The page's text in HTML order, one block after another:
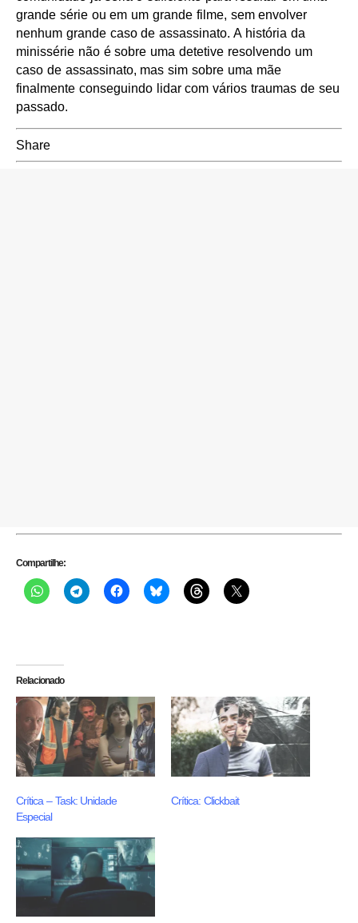
grande série ou em um grande filme, sem envolver
nenhum grande caso de assassinato. A história da
minissérie não é sobre uma detetive resolvendo um
caso de assassinato, mas sim sobre uma mãe
finalmente conseguindo lidar com vários traumas de seu
passado.
Share
Compartilhe:
Relacionado
Crítica – Task: Unidade
Especial
Crítica: Clickbait